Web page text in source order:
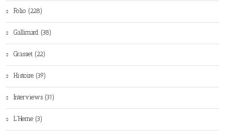
Folio (228)
Gallimard (38)
Grasset (22)
Histoire (39)
Interviews (31)
L'Herne (3)